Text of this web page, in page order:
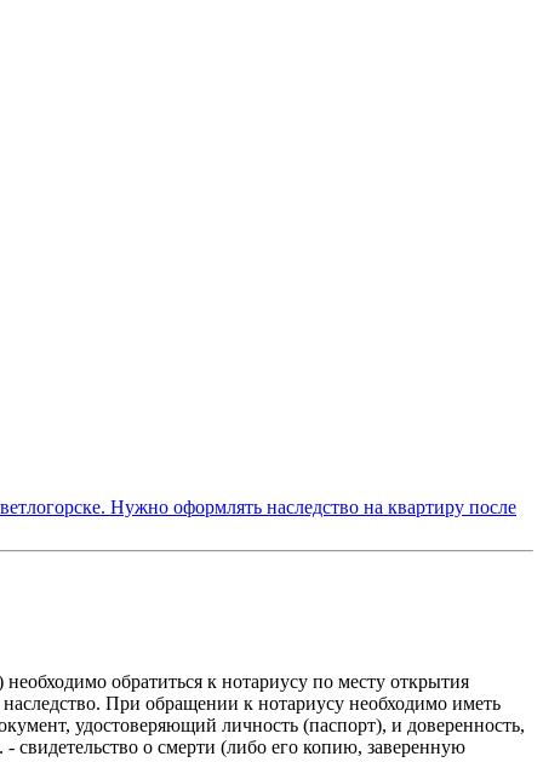
Нужно оформлять наследство на квартиру после
обратиться к нотариусу по месту открытия
наследство. При обращении к нотариусу необходимо иметь
удостоверяющий личность (паспорт), и доверенность,
о смерти (либо его копию, заверенную